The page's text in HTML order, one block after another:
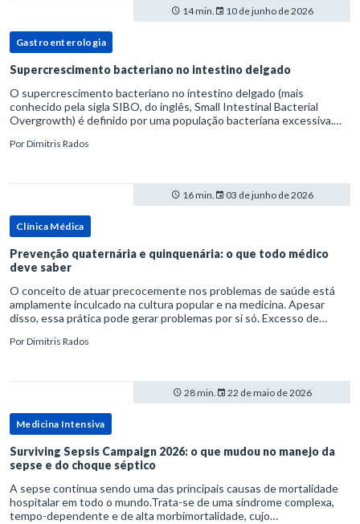
14 min. 10 de junho de 2026
Gastroenterologia
Supercrescimento bacteriano no intestino delgado
O supercrescimento bacteriano no intestino delgado (mais
conhecido pela sigla SIBO, do inglês, Small Intestinal Bacterial
Overgrowth) é definido por uma população bacteriana excessiva.
PorDimitris Rados
16 min. 03 de junho de 2026
Clínica Médica
Prevenção quaternária e quinquenária: o que todo médico
deve saber
O conceito de atuar precocemente nos problemas de saúde está
amplamente inculcado na cultura popular e na medicina. Apesar
disso, essa prática pode gerar problemas por si só. Excesso de
PorDimitris Rados
28 min. 22 de maio de 2026
Medicina Intensiva
Surviving Sepsis Campaign 2026: o que mudou no manejo da
sepse e do choque séptico
A sepse continua sendo uma das principais causas de mortalidade
hospitalar em todo o mundo.Trata-se de uma síndrome complexa,
tempo-dependente e de alta morbimortalidade, cujo